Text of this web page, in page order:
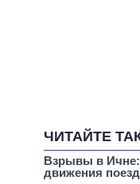
ЧИТАЙТЕ
Взрывы в Ичне:
движения